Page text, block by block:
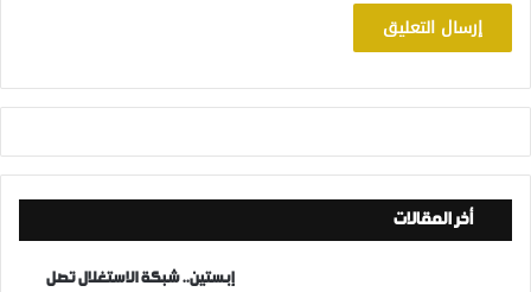
أخر المقالات
إبستين.. شبكة الاستغلال تصل